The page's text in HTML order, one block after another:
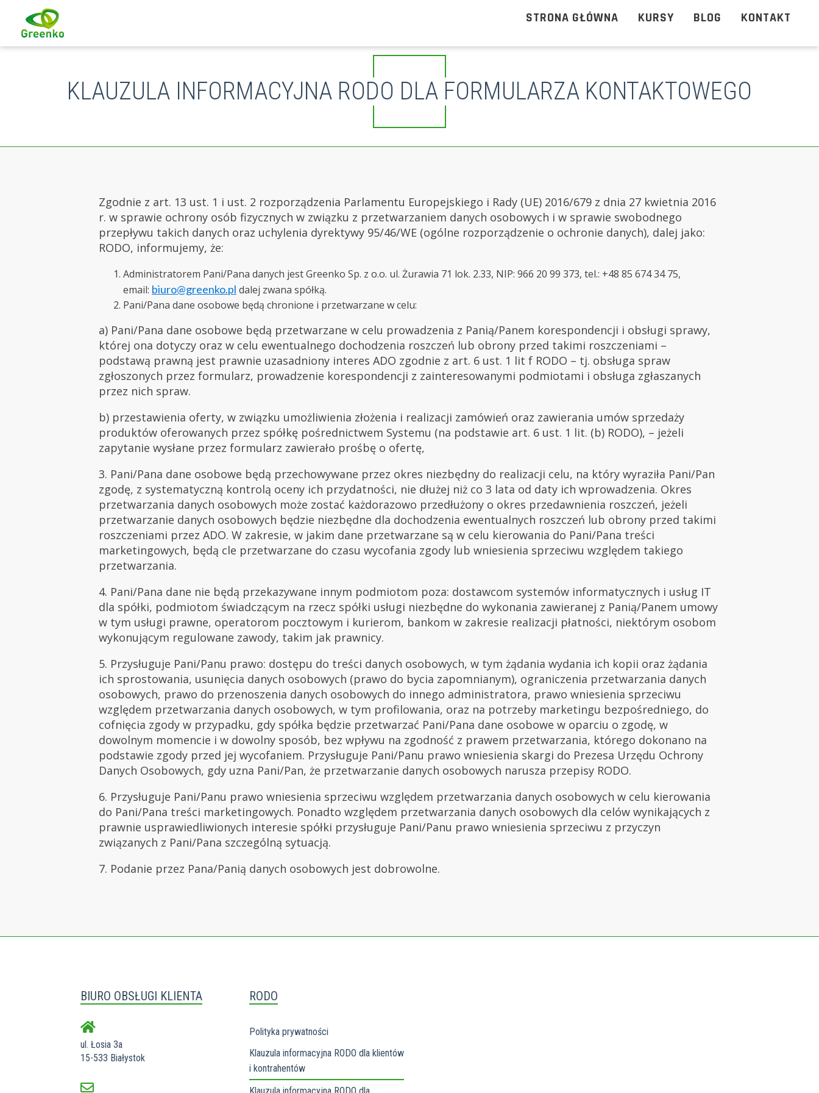
STRONA GŁÓWNA KURSY BLOG KONTAKT
KLAUZULA INFORMACYJNA RODO DLA FORMULARZA KONTAKTOWEGO
Zgodnie z art. 13 ust. 1 i ust. 2 rozporządzenia Parlamentu Europejskiego i Rady (UE) 2016/679 z dnia 27 kwietnia 2016
r. w sprawie ochrony osób fizycznych w związku z przetwarzaniem danych osobowych i w sprawie swobodnego
przepływu takich danych oraz uchylenia dyrektywy 95/46/WE (ogólne rozporządzenie o ochronie danych), dalej jako:
RODO, informujemy, że:
Administratorem Pani/Pana danych jest Greenko Sp. z o.o. ul. Żurawia 71 lok. 2.33, NIP: 966 20 99 373, tel.: +48 85 674 34 75,
email: biuro@greenko.pl dalej zwana spółką.
Pani/Pana dane osobowe będą chronione i przetwarzane w celu:
a) Pani/Pana dane osobowe będą przetwarzane w celu prowadzenia z Panią/Panem korespondencji i obsługi sprawy,
której ona dotyczy oraz w celu ewentualnego dochodzenia roszczeń lub obrony przed takimi roszczeniami –
podstawą prawną jest prawnie uzasadniony interes ADO zgodnie z art. 6 ust. 1 lit f RODO – tj. obsługa spraw
zgłoszonych przez formularz, prowadzenie korespondencji z zainteresowanymi podmiotami i obsługa zgłaszanych
przez nich spraw.
b) przestawienia oferty, w związku umożliwienia złożenia i realizacji zamówień oraz zawierania umów sprzedaży
produktów oferowanych przez spółkę pośrednictwem Systemu (na podstawie art. 6 ust. 1 lit. (b) RODO), – jeżeli
zapytanie wysłane przez formularz zawierało prośbę o ofertę,
3. Pani/Pana dane osobowe będą przechowywane przez okres niezbędny do realizacji celu, na który wyraziła Pani/Pan
zgodę, z systematyczną kontrolą oceny ich przydatności, nie dłużej niż co 3 lata od daty ich wprowadzenia. Okres
przetwarzania danych osobowych może zostać każdorazowo przedłużony o okres przedawnienia roszczeń, jeżeli
przetwarzanie danych osobowych będzie niezbędne dla dochodzenia ewentualnych roszczeń lub obrony przed takimi
roszczeniami przez ADO. W zakresie, w jakim dane przetwarzane są w celu kierowania do Pani/Pana treści
marketingowych, będą cle przetwarzane do czasu wycofania zgody lub wniesienia sprzeciwu względem takiego
przetwarzania.
4. Pani/Pana dane nie będą przekazywane innym podmiotom poza: dostawcom systemów informatycznych i usług IT
dla spółki, podmiotom świadczącym na rzecz spółki usługi niezbędne do wykonania zawieranej z Panią/Panem umowy
w tym usługi prawne, operatorom pocztowym i kurierom, bankom w zakresie realizacji płatności, niektórym osobom
wykonującym regulowane zawody, takim jak prawnicy.
5. Przysługuje Pani/Panu prawo: dostępu do treści danych osobowych, w tym żądania wydania ich kopii oraz żądania
ich sprostowania, usunięcia danych osobowych (prawo do bycia zapomnianym), ograniczenia przetwarzania danych
osobowych, prawo do przenoszenia danych osobowych do innego administratora, prawo wniesienia sprzeciwu
względem przetwarzania danych osobowych, w tym profilowania, oraz na potrzeby marketingu bezpośredniego, do
cofnięcia zgody w przypadku, gdy spółka będzie przetwarzać Pani/Pana dane osobowe w oparciu o zgodę, w
dowolnym momencie i w dowolny sposób, bez wpływu na zgodność z prawem przetwarzania, którego dokonano na
podstawie zgody przed jej wycofaniem. Przysługuje Pani/Panu prawo wniesienia skargi do Prezesa Urzędu Ochrony
Danych Osobowych, gdy uzna Pani/Pan, że przetwarzanie danych osobowych narusza przepisy RODO.
6. Przysługuje Pani/Panu prawo wniesienia sprzeciwu względem przetwarzania danych osobowych w celu kierowania
do Pani/Pana treści marketingowych. Ponadto względem przetwarzania danych osobowych dla celów wynikających z
prawnie usprawiedliwionych interesie spółki przysługuje Pani/Panu prawo wniesienia sprzeciwu z przyczyn
związanych z Pani/Pana szczególną sytuacją.
7. Podanie przez Pana/Panią danych osobowych jest dobrowolne.
BIURO OBSŁUGI KLIENTA
ul. Łosia 3a
15-533 Białystok
RODO
Polityka prywatności
Klauzula informacyjna RODO dla klientów
i kontrahentów